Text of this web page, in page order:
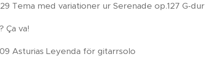
Tema med variationer ur Serenade op.127 G-dur
Ça va!
Asturias Leyenda för gitarrsolo